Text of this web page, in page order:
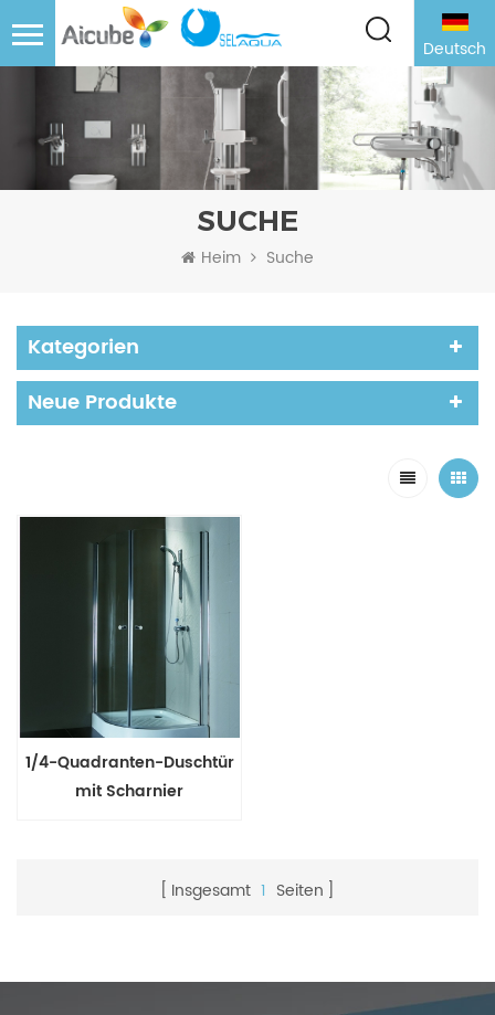
Deutsch
SUCHE
Heim Suche
Kategorien
Neue Produkte
1/4-Quadranten-Duschtür
mit Scharnier
Insgesamt 1 Seiten